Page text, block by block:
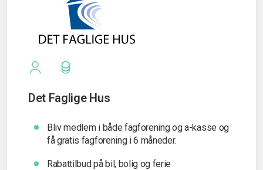
Det Faglige Hus
Bliv medlem i både fagforening og a-kasse og
få gratis fagforening i 6 måneder.
Rabattilbud på bil, bolig og ferie